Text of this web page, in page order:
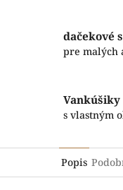
dačekové
pre malých
Vankúšiky
s vlastným
Popis